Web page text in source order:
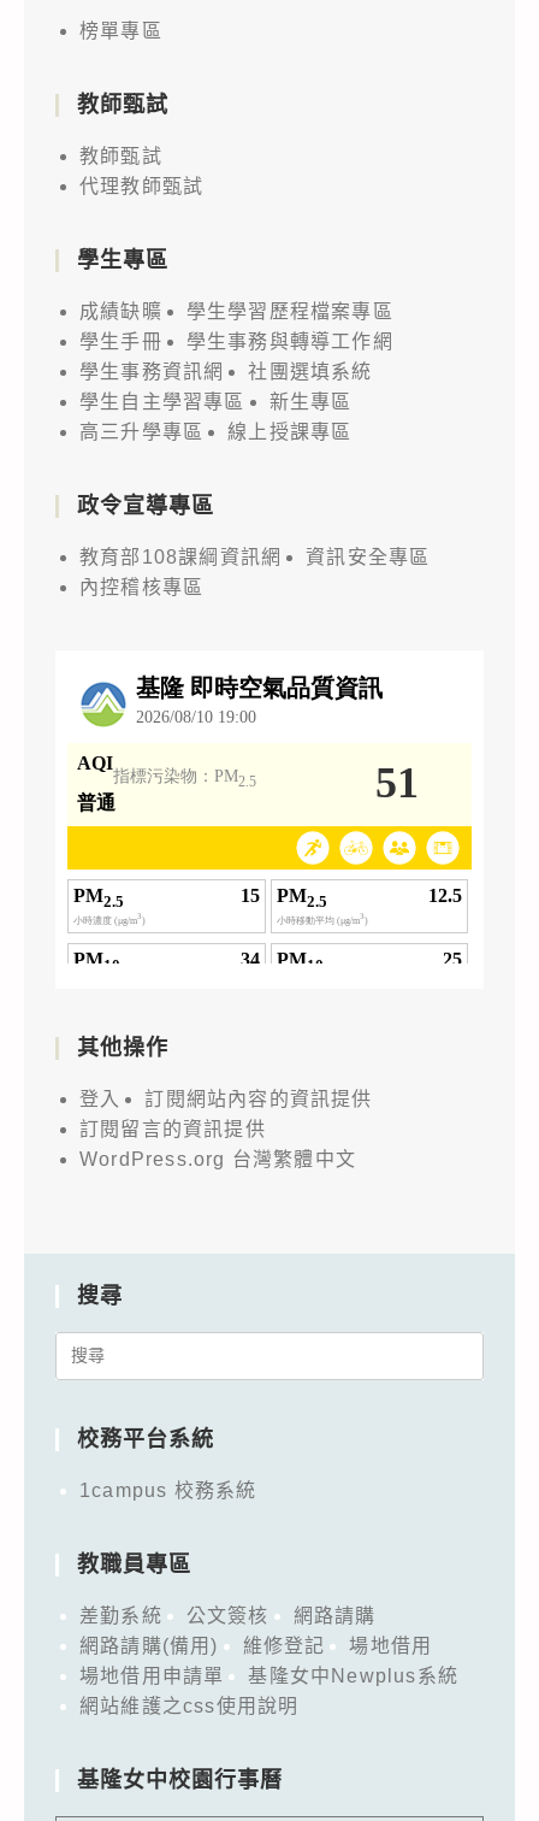
榜單專區
教師甄試
教師甄試
代理教師甄試
學生專區
成績缺曠
學生學習歷程檔案專區
學生手冊
學生事務與轉導工作網
學生事務資訊網
社團選填系統
學生自主學習專區
新生專區
高三升學專區
線上授課專區
政令宣導專區
教育部108課綱資訊網
資訊安全專區
內控稽核專區
其他操作
登入
訂閱網站內容的資訊提供
訂閱留言的資訊提供
WordPress.org 台灣繁體中文
搜尋
Search
校務平台系統
1campus 校務系統
教職員專區
差勤系統 公文簽核
網路請購
網路請購(備用)
維修登記
場地借用
場地借用申請單
基隆女中Newplus系統
網站維護之css使用說明
基隆女中校園行事曆